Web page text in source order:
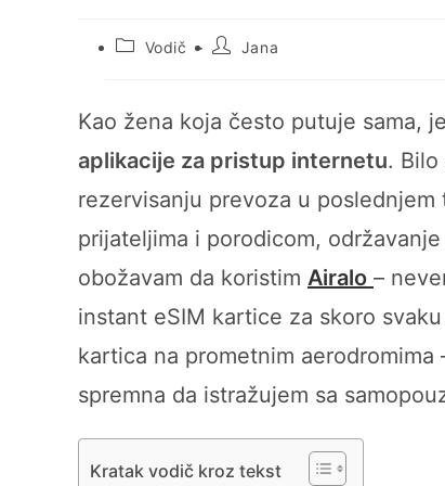
PostVodič
Post Jana
Kao žena koja često putuje sama,
aplikacije za pristup internetu. Bilo
rezervisanju prevoza u
prijateljima i porodicom,
obožavam da koristim Airalo –
instant eSIM kartice za skoro
kartica na prometnim
spremna da istražujem sa
Kratak vodič kroz tekst